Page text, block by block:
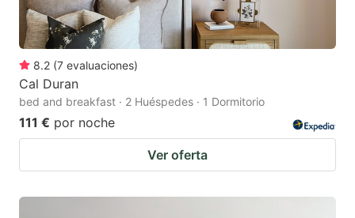
8.2 (7 evaluaciones)
Cal Duran
bed and breakfast · 2 Huéspedes · 1 Dormitorio
111 € por noche
Ver oferta